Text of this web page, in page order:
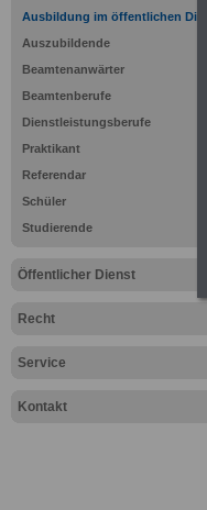
Ausbildung im öffentlichen
Auszubildende
Beamtenanwärter
Beamtenberufe
Dienstleistungsberufe
Praktikant
Referendar
Schüler
Studierende
Öffentlicher Dienst
Recht
Service
Kontakt